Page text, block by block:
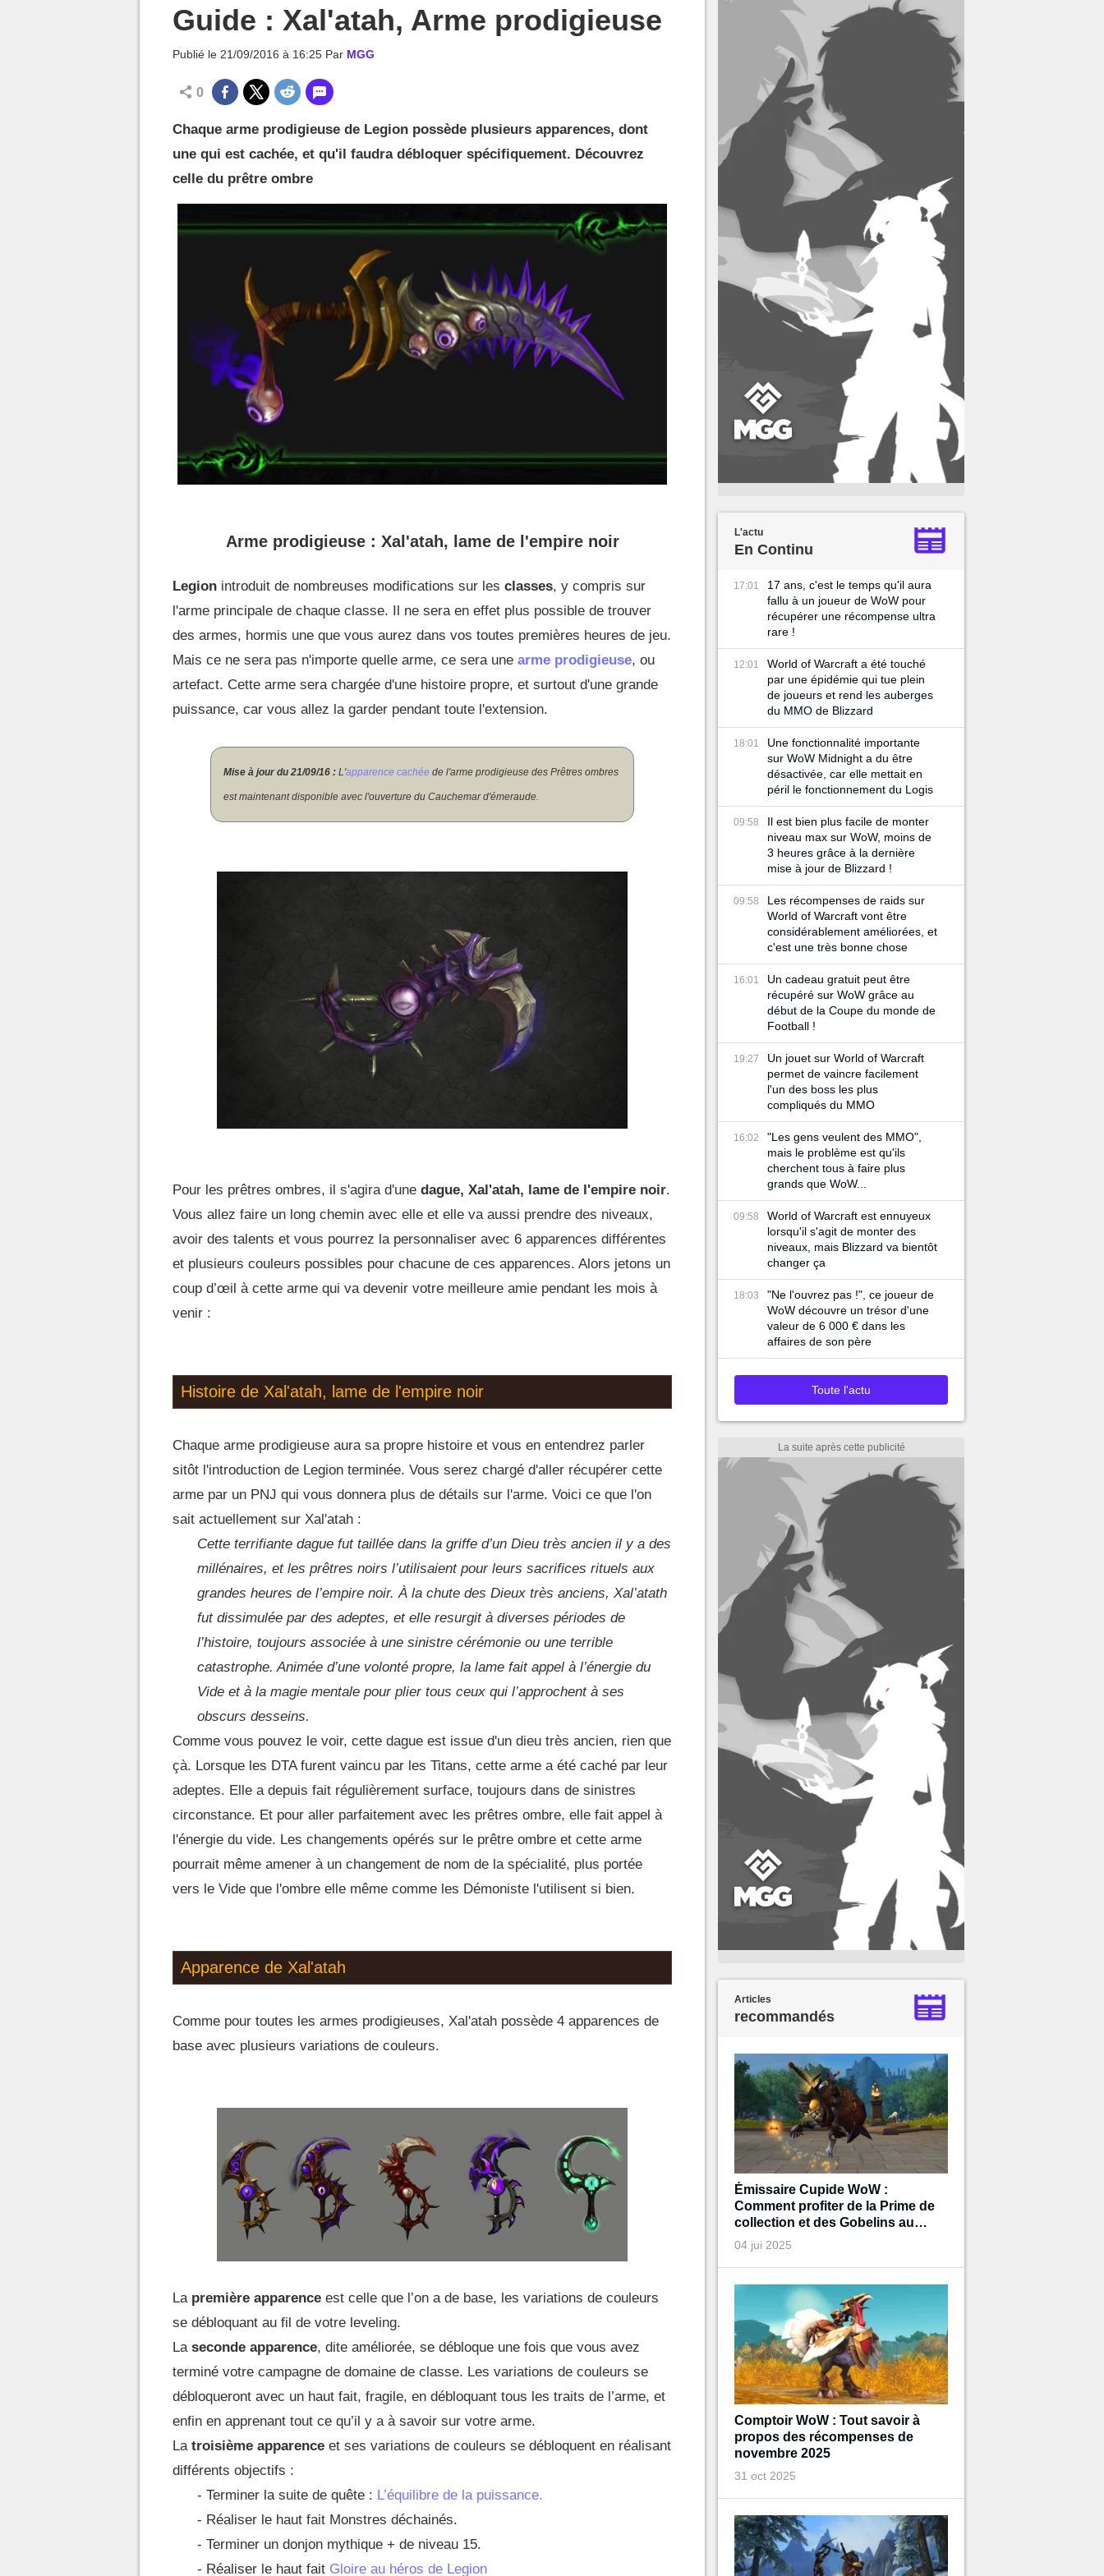
Guide : Xal'atah, Arme prodigieuse
Publié le 21/09/2016 à 16:25 Par MGG
0
Chaque arme prodigieuse de Legion possède plusieurs apparences, dont
une qui est cachée, et qu'il faudra débloquer spécifiquement. Découvrez
celle du prêtre ombre
Arme prodigieuse : Xal'atah, lame de l'empire noir
Legion introduit de nombreuses modifications sur les classes, y compris sur
l'arme principale de chaque classe. Il ne sera en effet plus possible de trouver
des armes, hormis une que vous aurez dans vos toutes premières heures de jeu.
Mais ce ne sera pas n'importe quelle arme, ce sera une arme prodigieuse, ou
artefact. Cette arme sera chargée d'une histoire propre, et surtout d'une grande
puissance, car vous allez la garder pendant toute l'extension.
Mise à jour du 21/09/16 :L'apparence cachée de l'arme prodigieuse des Prêtres ombres
est maintenant disponible avec l'ouverture du Cauchemar d'émeraude.
Pour les prêtres ombres, il s'agira d'une dague, Xal'atah, lame de l'empire noir.
Vous allez faire un long chemin avec elle et elle va aussi prendre des niveaux,
avoir des talents et vous pourrez la personnaliser avec 6 apparences différentes
et plusieurs couleurs possibles pour chacune de ces apparences. Alors jetons un
coup d’œil à cette arme qui va devenir votre meilleure amie pendant les mois à
venir :
Histoire de Xal'atah, lame de l'empire noir
Chaque arme prodigieuse aura sa propre histoire et vous en entendrez parler
sitôt l'introduction de Legion terminée. Vous serez chargé d'aller récupérer cette
arme par un PNJ qui vous donnera plus de détails sur l'arme. Voici ce que l'on
sait actuellement sur Xal'atah :
Cette terrifiante dague fut taillée dans la griffe d’un Dieu très ancien il y a des
millénaires, et les prêtres noirs l’utilisaient pour leurs sacrifices rituels aux
grandes heures de l’empire noir. À la chute des Dieux très anciens, Xal’atath
fut dissimulée par des adeptes, et elle resurgit à diverses périodes de
l’histoire, toujours associée à une sinistre cérémonie ou une terrible
catastrophe. Animée d’une volonté propre, la lame fait appel à l’énergie du
Vide et à la magie mentale pour plier tous ceux qui l’approchent à ses
obscurs desseins.
Comme vous pouvez le voir, cette dague est issue d'un dieu très ancien, rien que
çà. Lorsque les DTA furent vaincu par les Titans, cette arme a été caché par leur
adeptes. Elle a depuis fait régulièrement surface, toujours dans de sinistres
circonstance. Et pour aller parfaitement avec les prêtres ombre, elle fait appel à
l'énergie du vide. Les changements opérés sur le prêtre ombre et cette arme
pourrait même amener à un changement de nom de la spécialité, plus portée
vers le Vide que l'ombre elle même comme les Démoniste l'utilisent si bien.
Apparence de Xal'atah
Comme pour toutes les armes prodigieuses, Xal'atah possède 4 apparences de
base avec plusieurs variations de couleurs.
La première apparence est celle que l’on a de base, les variations de couleurs
se débloquant au fil de votre leveling.
La seconde apparence, dite améliorée, se débloque une fois que vous avez
terminé votre campagne de domaine de classe. Les variations de couleurs se
débloqueront avec un haut fait, fragile, en débloquant tous les traits de l’arme, et
enfin en apprenant tout ce qu’il y a à savoir sur votre arme.
La troisième apparence et ses variations de couleurs se débloquent en réalisant
différents objectifs :
- Terminer la suite de quête : L’équilibre de la puissance.
- Réaliser le haut fait Monstres déchainés.
- Terminer un donjon mythique + de niveau 15.
- Réaliser le haut fait Gloire au héros de Legion
L'actu
En Continu
17:01
17 ans, c'est le temps qu'il aura
fallu à un joueur de WoW pour
récupérer une récompense ultra
rare !
12:01
World of Warcraft a été touché
par une épidémie qui tue plein
de joueurs et rend les auberges
du MMO de Blizzard
18:01
Une fonctionnalité importante
sur WoW Midnight a du être
désactivée, car elle mettait en
péril le fonctionnement du Logis
09:58
Il est bien plus facile de monter
niveau max sur WoW, moins de
3 heures grâce à la dernière
mise à jour de Blizzard !
09:58
Les récompenses de raids sur
World of Warcraft vont être
considérablement améliorées, et
c'est une très bonne chose
16:01
Un cadeau gratuit peut être
récupéré sur WoW grâce au
début de la Coupe du monde de
Football !
19:27
Un jouet sur World of Warcraft
permet de vaincre facilement
l'un des boss les plus
compliqués du MMO
16:02
"Les gens veulent des MMO",
mais le problème est qu'ils
cherchent tous à faire plus
grands que WoW...
09:58
World of Warcraft est ennuyeux
lorsqu'il s'agit de monter des
niveaux, mais Blizzard va bientôt
changer ça
18:03
"Ne l'ouvrez pas !", ce joueur de
WoW découvre un trésor d'une
valeur de 6 000 € dans les
affaires de son père
Toute l'actu
Articles
recommandés
Émissaire Cupide WoW :
Comment profiter de la Prime de
collection et des Gobelins au
trésor de Diablo pendant
l'événement ?
04 jui 2025
Comptoir WoW : Tout savoir à
propos des récompenses de
novembre 2025
31 oct 2025